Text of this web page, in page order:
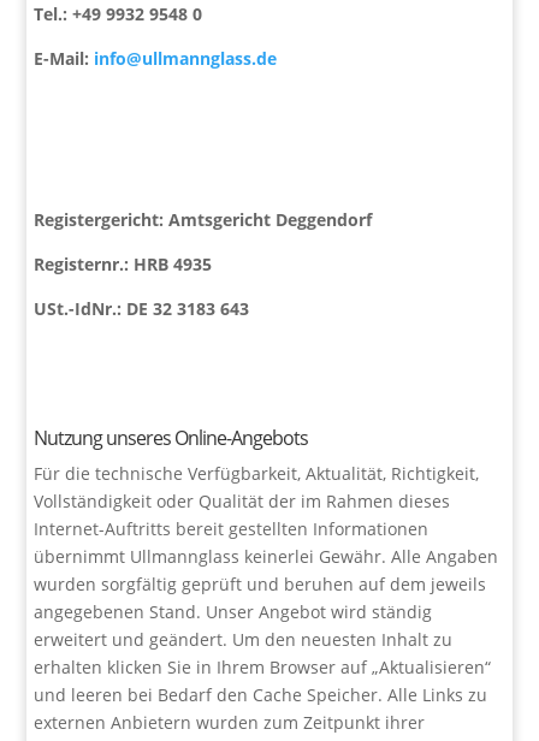
Tel.: +49 9932 9548 0
E-Mail: info@ullmannglass.de
Registergericht: Amtsgericht Deggendorf
Registernr.: HRB 4935
USt.-IdNr.: DE 32 3183 643
Nutzung unseres Online-Angebots
Für die technische Verfügbarkeit, Aktualität, Richtigkeit,
Vollständigkeit oder Qualität der im Rahmen dieses
Internet-Auftritts bereit gestellten Informationen
übernimmt Ullmannglass keinerlei Gewähr. Alle Angaben
wurden sorgfältig geprüft und beruhen auf dem jeweils
angegebenen Stand. Unser Angebot wird ständig
erweitert und geändert. Um den neuesten Inhalt zu
erhalten klicken Sie in Ihrem Browser auf „Aktualisieren“
und leeren bei Bedarf den Cache Speicher. Alle Links zu
externen Anbietern wurden zum Zeitpunkt ihrer